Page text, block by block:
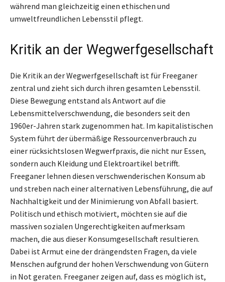
während man gleichzeitig einen ethischen und
umweltfreundlichen Lebensstil pflegt.
Kritik an der Wegwerfgesellschaft
Die Kritik an der Wegwerfgesellschaft ist für Freeganer
zentral und zieht sich durch ihren gesamten Lebensstil.
Diese Bewegung entstand als Antwort auf die
Lebensmittelverschwendung, die besonders seit den
1960er-Jahren stark zugenommen hat. Im kapitalistischen
System führt der übermäßige Ressourcenverbrauch zu
einer rücksichtslosen Wegwerfpraxis, die nicht nur Essen,
sondern auch Kleidung und Elektroartikel betrifft.
Freeganer lehnen diesen verschwenderischen Konsum ab
und streben nach einer alternativen Lebensführung, die auf
Nachhaltigkeit und der Minimierung von Abfall basiert.
Politisch und ethisch motiviert, möchten sie auf die
massiven sozialen Ungerechtigkeiten aufmerksam
machen, die aus dieser Konsumgesellschaft resultieren.
Dabei ist Armut eine der drängendsten Fragen, da viele
Menschen aufgrund der hohen Verschwendung von Gütern
in Not geraten. Freeganer zeigen auf, dass es möglich ist,